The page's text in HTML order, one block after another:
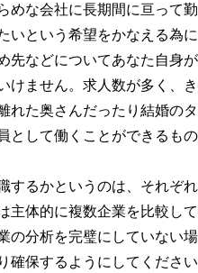
めな会社に長期間に亘って
いという希望をかなえる為に
先などについてあなた自身
けません。求人数が多く、
れた奥さんだったり結婚の
として働くことができるもの
するかというのは、それぞ
主体的に複数企業を比較し
の分析を完璧にしていない
確保するようにしてください